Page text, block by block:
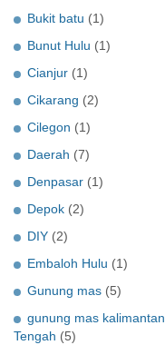
Bukit batu (1)
Bunut Hulu (1)
Cianjur (1)
Cikarang (2)
Cilegon (1)
Daerah (7)
Denpasar (1)
Depok (2)
DIY (2)
Embaloh Hulu (1)
Gunung mas (5)
gunung mas kalimantan
Tengah (5)